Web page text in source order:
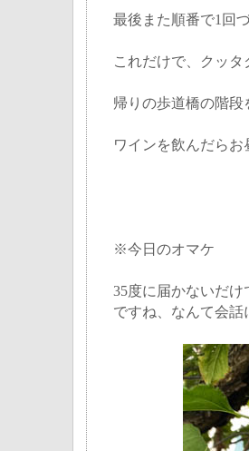
最後また順番で1回
これだけで、クッタ
帰りの歩道橋の階
ワインを飲んだらお
※今日のオマケ
35度に届かないだ
ですね、なんて会話